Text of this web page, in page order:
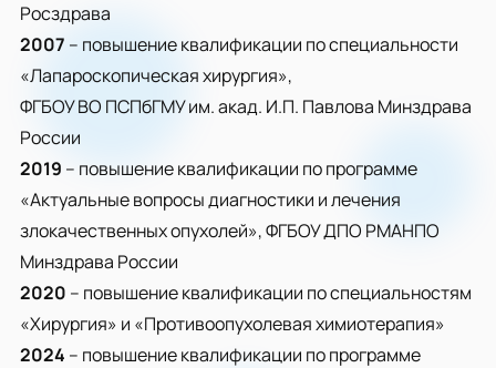
Росздрава
2007 – повышение квалификации по специальности
«Лапароскопическая хирургия»,
ФГБОУ ВО ПСПбГМУ им. акад. И.П. Павлова Минздрава
России
2019 – повышение квалификации по программе
«Актуальные вопросы диагностики и лечения
злокачественных опухолей», ФГБОУ ДПО РМАНПО
Минздрава России
2020 – повышение квалификации по специальностям
«Хирургия» и «Противоопухолевая химиотерапия»
2024 – повышение квалификации по программе